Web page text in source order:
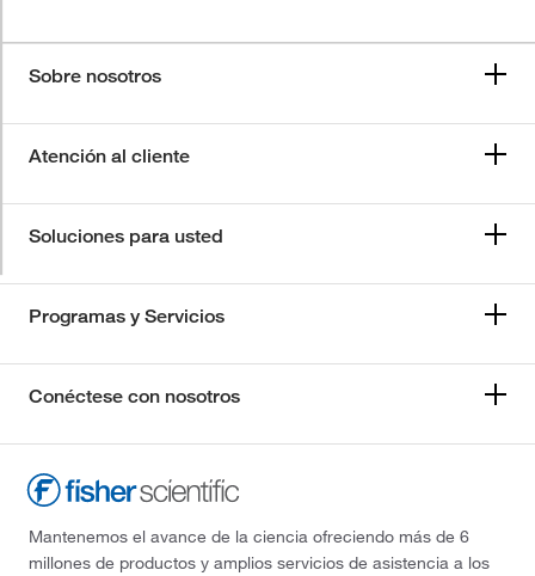
Sobre nosotros
Atención al cliente
Soluciones para usted
Programas y Servicios
Conéctese con nosotros
Mantenemos el avance de la ciencia ofreciendo más de 6
millones de productos y amplios servicios de asistencia a los